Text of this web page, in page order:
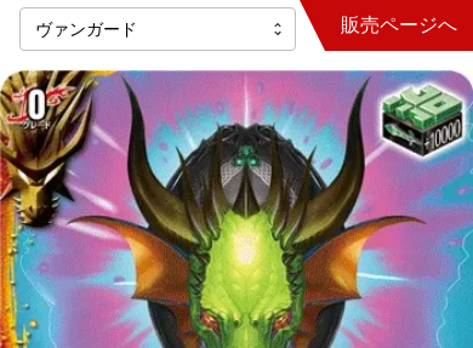
最新弾
【DZ】ブースター
【DZ】その他ブースター
販売ページへ